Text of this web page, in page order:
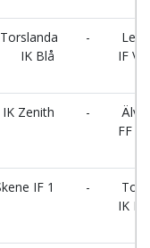
Torslanda
IK Blå
-
IF Vit
IK Zenith -
FF
IF 1 -
IK